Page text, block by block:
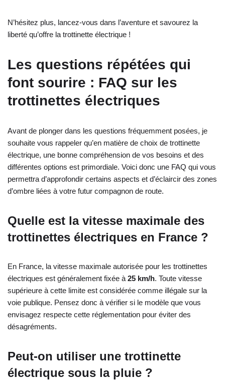
N’hésitez plus, lancez-vous dans l’aventure et savourez la
liberté qu’offre la trottinette électrique !
Les questions répétées qui
font sourire : FAQ sur les
trottinettes électriques
Avant de plonger dans les questions fréquemment posées, je
souhaite vous rappeler qu’en matière de choix de trottinette
électrique, une bonne compréhension de vos besoins et des
différentes options est primordiale. Voici donc une FAQ qui vous
permettra d’approfondir certains aspects et d’éclaircir des zones
d’ombre liées à votre futur compagnon de route.
Quelle est la vitesse maximale des
trottinettes électriques en France ?
En France, la vitesse maximale autorisée pour les trottinettes
électriques est généralement fixée à 25 km/h. Toute vitesse
supérieure à cette limite est considérée comme illégale sur la
voie publique. Pensez donc à vérifier si le modèle que vous
envisagez respecte cette réglementation pour éviter des
désagréments.
Peut-on utiliser une trottinette
électrique sous la pluie ?